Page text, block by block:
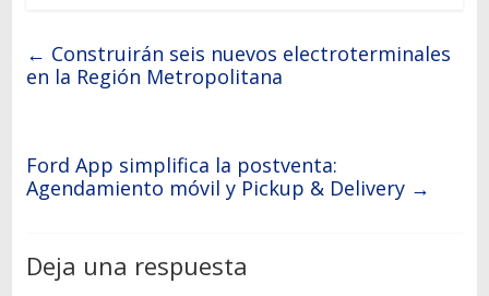
← Construirán seis nuevos electroterminales
en la Región Metropolitana
Ford App simplifica la postventa:
Agendamiento móvil y Pickup & Delivery →
Deja una respuesta